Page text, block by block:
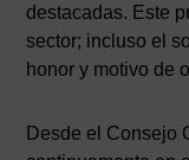
destacadas. Este
sector; incluso el
honor y motivo de
Desde el Consejo